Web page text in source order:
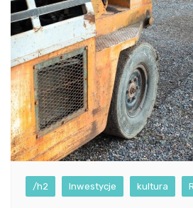
/h2 Inwestycje kultura